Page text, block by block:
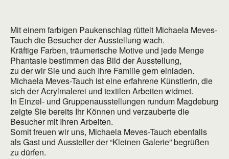
Mit einem farbigen Paukenschlag rüttelt Michaela Meves-
Tauch die Besucher der Ausstellung wach.
Kräftige Farben, träumerische Motive und jede Menge
Phantasie bestimmen das Bild der Ausstellung,
zu der wir Sie und auch Ihre Familie gern einladen.
Michaela Meves-Tauch ist eine erfahrene Künstlerin, die
sich der Acrylmalerei und textilen Arbeiten widmet.
In Einzel- und Gruppenausstellungen rundum Magdeburg
zeigte Sie bereits Ihr Können und verzauberte die
Besucher mit Ihren Arbeiten.
Somit freuen wir uns, Michaela Meves-Tauch ebenfalls
als Gast und Aussteller der “Kleinen Galerie” begrüßen
zu dürfen.